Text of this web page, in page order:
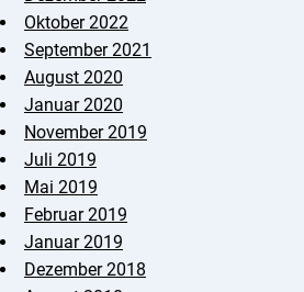
Oktober 2022
September 2021
August 2020
Januar 2020
November 2019
Juli 2019
Mai 2019
Februar 2019
Januar 2019
Dezember 2018